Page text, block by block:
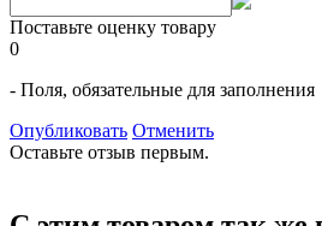
Поставьте оценку товару
0
- Поля, обязательные для заполнения
Опубликовать Отменить
Оставьте отзыв первым.